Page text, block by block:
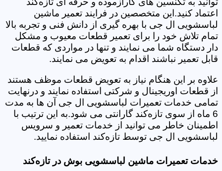
اعتماد کنید.این متخصصین در فرایند تعمیر ماشین
لباسشویی ال جی با بهره گیری از دانش فنی و تجربه بالا
تمام تلاش خود را برای تعمیر قطعات معیوب و مشکل
دار دستگاه شما می نمایند و تنها در مواردی که قطعات
قابل تعمیر نباشند اقدام به تعویض می نمایند.
علاوه بر این هنگام نیاز به تعویض قطعات موظف هستند
از قطعات اوریجینال و شرکتی استفاده نمایند و درنهایت
تمامی خدمات تعمیرات لباسشویی ال جی آن ها به مدت
6 ماه از سوی تازه‌کند گارانتی می شود.به این ترتیب با
اطمینان خاطر می توانید از خدمات تعمیر و سرویس
لباسشویی ال جی توسط تازه‌کند استفاده نمایید.
خدمات تعمیرات ماشین لباسشویی بوش در تازه‌کند